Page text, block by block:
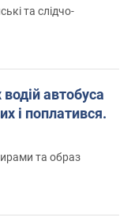
та слідчо-
автобуса
і поплатився.
та образ